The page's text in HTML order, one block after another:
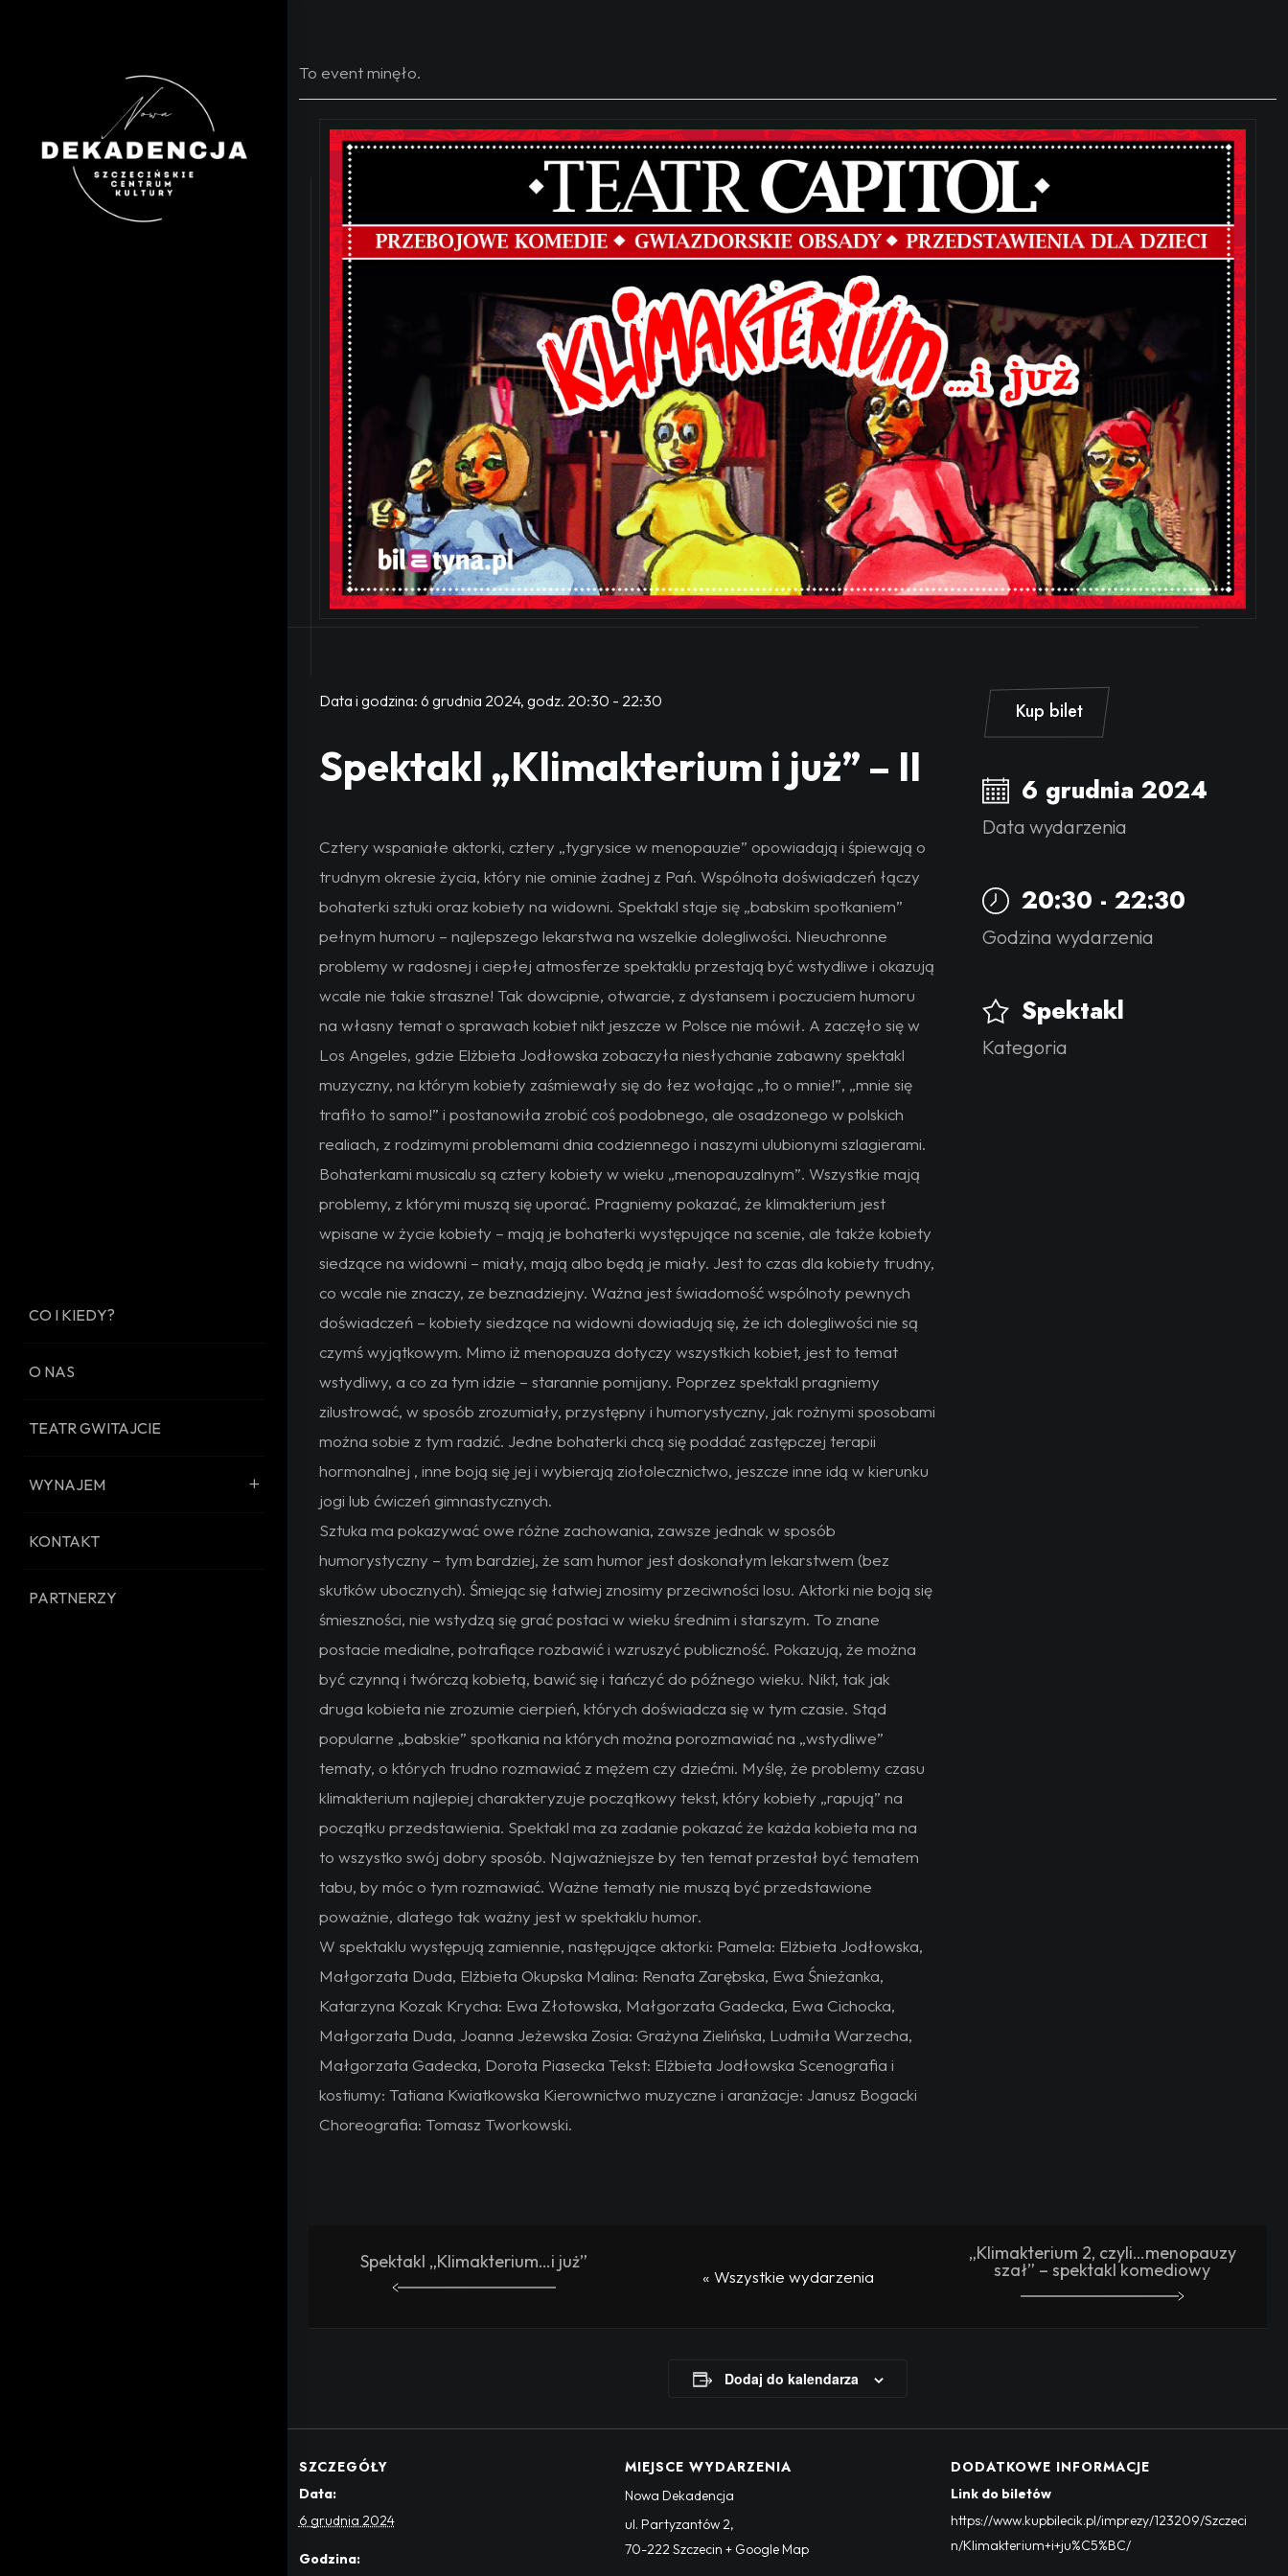
CO I KIEDY?
O NAS
TEATR GWITAJCIE
WYNAJEM
KONTAKT
PARTNERZY
To event minęło.
Data i godzina:6 grudnia 2024, godz. 20:30 - 22:30
Spektakl „Klimakterium i już” – II
Cztery wspaniałe aktorki, cztery „tygrysice w menopauzie” opowiadają i śpiewają o
trudnym okresie życia, który nie ominie żadnej z Pań. Wspólnota doświadczeń łączy
bohaterki sztuki oraz kobiety na widowni. Spektakl staje się „babskim spotkaniem”
pełnym humoru – najlepszego lekarstwa na wszelkie dolegliwości. Nieuchronne
problemy w radosnej i ciepłej atmosferze spektaklu przestają być wstydliwe i okazują
wcale nie takie straszne! Tak dowcipnie, otwarcie, z dystansem i poczuciem humoru
na własny temat o sprawach kobiet nikt jeszcze w Polsce nie mówił. A zaczęło się w
Los Angeles, gdzie Elżbieta Jodłowska zobaczyła niesłychanie zabawny spektakl
muzyczny, na którym kobiety zaśmiewały się do łez wołając „to o mnie!”, „mnie się
trafiło to samo!” i postanowiła zrobić coś podobnego, ale osadzonego w polskich
realiach, z rodzimymi problemami dnia codziennego i naszymi ulubionymi szlagierami.
Bohaterkami musicalu są cztery kobiety w wieku „menopauzalnym”. Wszystkie mają
problemy, z którymi muszą się uporać. Pragniemy pokazać, że klimakterium jest
wpisane w życie kobiety – mają je bohaterki występujące na scenie, ale także kobiety
siedzące na widowni – miały, mają albo będą je miały. Jest to czas dla kobiety trudny,
co wcale nie znaczy, ze beznadziejny. Ważna jest świadomość wspólnoty pewnych
doświadczeń – kobiety siedzące na widowni dowiadują się, że ich dolegliwości nie są
czymś wyjątkowym. Mimo iż menopauza dotyczy wszystkich kobiet, jest to temat
wstydliwy, a co za tym idzie – starannie pomijany. Poprzez spektakl pragniemy
zilustrować, w sposób zrozumiały, przystępny i humorystyczny, jak rożnymi sposobami
można sobie z tym radzić. Jedne bohaterki chcą się poddać zastępczej terapii
hormonalnej , inne boją się jej i wybierają ziołolecznictwo, jeszcze inne idą w kierunku
jogi lub ćwiczeń gimnastycznych.
Sztuka ma pokazywać owe różne zachowania, zawsze jednak w sposób
humorystyczny – tym bardziej, że sam humor jest doskonałym lekarstwem (bez
skutków ubocznych). Śmiejąc się łatwiej znosimy przeciwności losu. Aktorki nie boją się
śmieszności, nie wstydzą się grać postaci w wieku średnim i starszym. To znane
postacie medialne, potrafiące rozbawić i wzruszyć publiczność. Pokazują, że można
być czynną i twórczą kobietą, bawić się i tańczyć do późnego wieku. Nikt, tak jak
druga kobieta nie zrozumie cierpień, których doświadcza się w tym czasie. Stąd
popularne „babskie” spotkania na których można porozmawiać na „wstydliwe”
tematy, o których trudno rozmawiać z mężem czy dziećmi. Myślę, że problemy czasu
klimakterium najlepiej charakteryzuje początkowy tekst, który kobiety „rapują” na
początku przedstawienia. Spektakl ma za zadanie pokazać że każda kobieta ma na
to wszystko swój dobry sposób. Najważniejsze by ten temat przestał być tematem
tabu, by móc o tym rozmawiać. Ważne tematy nie muszą być przedstawione
poważnie, dlatego tak ważny jest w spektaklu humor.
W spektaklu występują zamiennie, następujące aktorki: Pamela: Elżbieta Jodłowska,
Małgorzata Duda, Elżbieta Okupska Malina: Renata Zarębska, Ewa Śnieżanka,
Katarzyna Kozak Krycha: Ewa Złotowska, Małgorzata Gadecka, Ewa Cichocka,
Małgorzata Duda, Joanna Jeżewska Zosia: Grażyna Zielińska, Ludmiła Warzecha,
Małgorzata Gadecka, Dorota Piasecka Tekst: Elżbieta Jodłowska Scenografia i
kostiumy: Tatiana Kwiatkowska Kierownictwo muzyczne i aranżacje: Janusz Bogacki
Choreografia: Tomasz Tworkowski.
Kup bilet
6 grudnia 2024
Data wydarzenia
20:30 - 22:30
Godzina wydarzenia
Spektakl
Kategoria
Spektakl „Klimakterium…i już”
« Wszystkie wydarzenia
„Klimakterium 2, czyli…menopauzy
szał” – spektakl komediowy
Dodaj do kalendarza
SZCZEGÓŁY
Data:
6 grudnia 2024
Godzina:
MIEJSCE WYDARZENIA
Nowa Dekadencja
ul. Partyzantów 2,
70-222Szczecin + Google Map
DODATKOWE INFORMACJE
Link do biletów
https://www.kupbilecik.pl/imprezy/123209/Szczeci
n/Klimakterium+i+ju%C5%BC/